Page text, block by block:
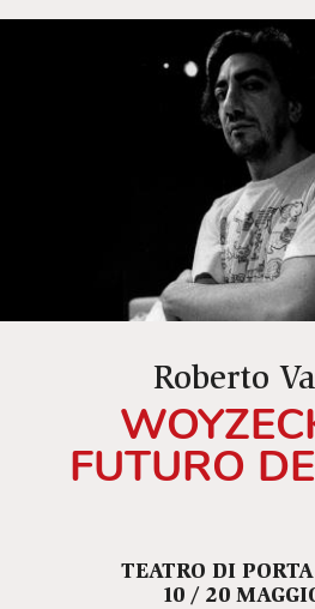
Roberto
FUTURO
TEATRO DI
10 / 20